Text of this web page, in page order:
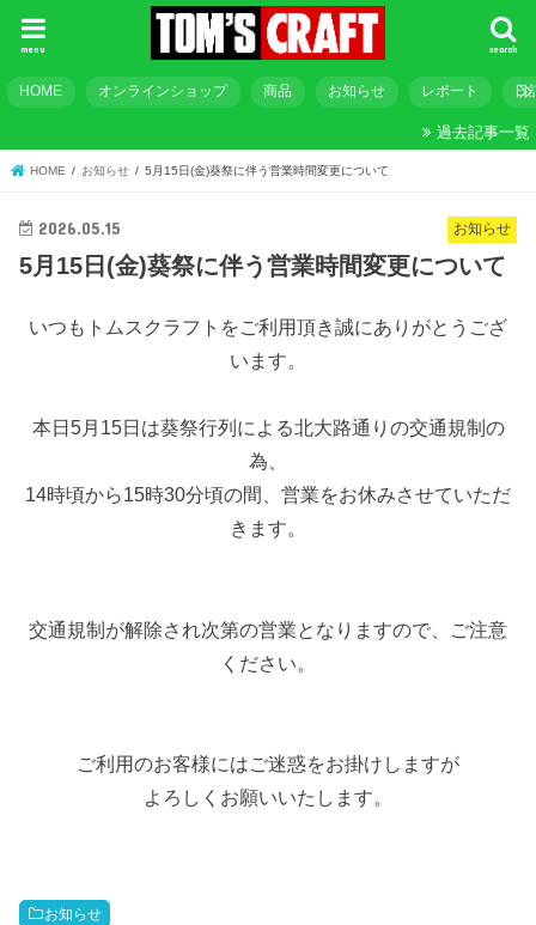
search
menu
HOME オンラインショップ 商品 お知らせ レポート 日
過去記事一覧
HOME お知らせ 5月15日(金)葵祭に伴う営業時間変更について
お知らせ
2026.05.15
5月15日(金)葵祭に伴う営業時間変更について
いつもトムスクラフトをご利用頂き誠にありがとうござ
います。
本日5月15日は葵祭行列による北大路通りの交通規制の
為、
14時頃から15時30分頃の間、営業をお休みさせていただ
きます。
交通規制が解除され次第の営業となりますので、ご注意
ください。
ご利用のお客様にはご迷惑をお掛けしますが
よろしくお願いいたします。
お知らせ